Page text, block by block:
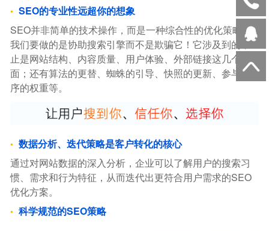
SEO的专业性远超你的想象
SEO并非简单的技术操作，而是一种综合性的优化策略。
我们要做的是协助搜索引擎而不是欺骗它！它涉及到的不
止是网站结构、内容质量、用户体验、外部链接这几个方
面；还有算法的更替、蜘蛛的引导、快照的更新、参与排
序的权重等。
数据分析、迭代策略是客户转化的核心
通过对网站数据的深入分析，企业可以了解用户的搜索习
惯、需求和行为特征，从而迭代出更符合用户需求的SEO
优化方案。
科学规范的SEO策略